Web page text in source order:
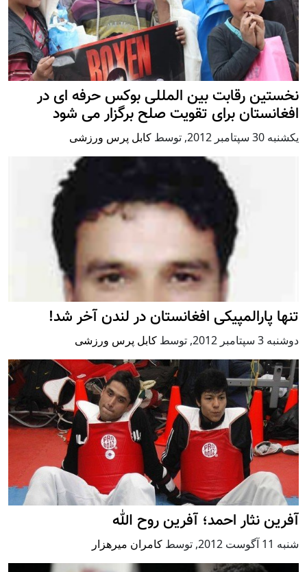
نخستین رقابت بین المللی بوکس حرفه ای در
افغانستان برای تقویت صلح برگزار می شود
يكشنبه 30 سپتامبر 2012 , توسط کابل پرس ورزشی
تنها پارالمپیکی افغانستان در لندن آخر شد!
دوشنبه 3 سپتامبر 2012 , توسط کابل پرس ورزشی
آفرین نثار احمد؛ آفرین روح الله
شنبه 11 آگوست 2012 , توسط کامران میرهزار